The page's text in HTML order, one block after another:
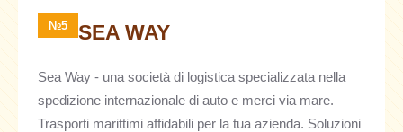
№5 SEA WAY
Sea Way - una società di logistica specializzata nella
spedizione internazionale di auto e merci via mare.
Trasporti marittimi affidabili per la tua azienda. Soluzioni